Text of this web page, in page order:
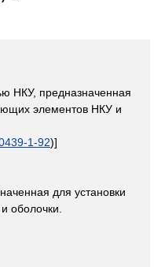
НКУ, предназначенная
элементов НКУ и
1-92)]
для установки
оболочки.